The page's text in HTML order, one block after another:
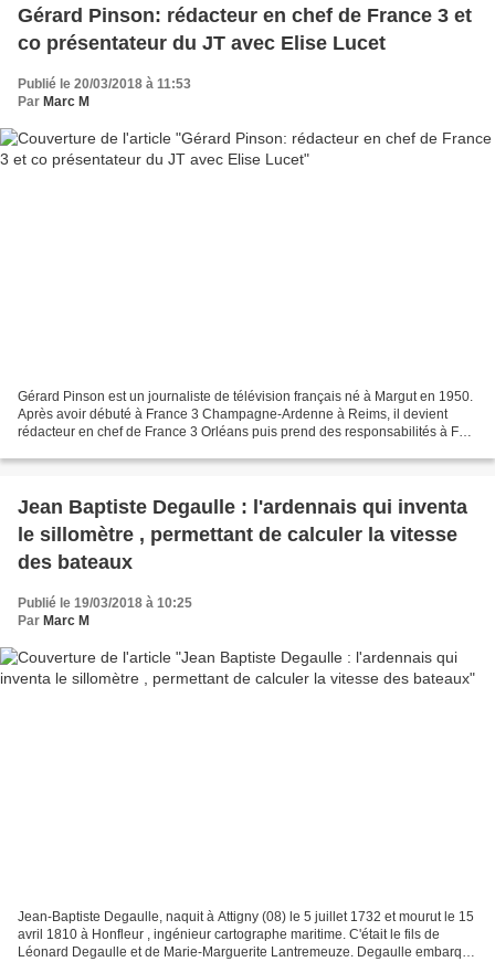
Gérard Pinson: rédacteur en chef de France 3 et
co présentateur du JT avec Elise Lucet
Publié le 20/03/2018 à 11:53
Par Marc M
Gérard Pinson est un journaliste de télévision français né à Margut en 1950.
Après avoir débuté à France 3 Champagne-Ardenne à Reims, il devient
rédacteur en chef de France 3 Orléans puis prend des responsabilités à FR3
Jean Baptiste Degaulle : l'ardennais qui inventa
le sillomètre , permettant de calculer la vitesse
des bateaux
Publié le 19/03/2018 à 10:25
Par Marc M
Jean-Baptiste Degaulle, naquit à Attigny (08) le 5 juillet 1732 et mourut le 15
avril 1810 à Honfleur , ingénieur cartographe maritime. C'était le fils de
Léonard Degaulle et de Marie-Marguerite Lantremeuze. Degaulle embarqua